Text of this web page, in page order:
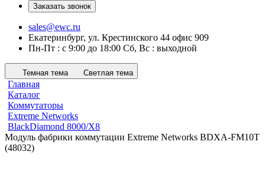
Заказать звонок
sales@ewc.ru
Екатеринбург, ул. Крестинского 44 офис 909
Пн-Пт : с 9:00 до 18:00 Сб, Вс : выходной
Темная тема Светлая тема
Главная
Каталог
Коммутаторы
Extreme Networks
BlackDiamond 8000/X8
Модуль фабрики коммутации Extreme Networks BDXA-FM10T
(48032)